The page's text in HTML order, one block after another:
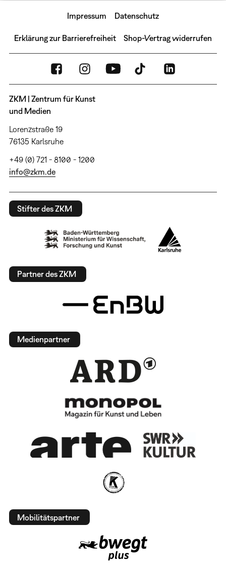
Impressum Datenschutz
Erklärung zur Barrierefreiheit Shop-Vertrag widerrufen
ZKM | Zentrum für Kunst
und Medien
Lorenzstraße 19
76135 Karlsruhe
+49 (0) 721 - 8100 - 1200
info@zkm.de
Stifter des ZKM
Partner des ZKM
Medienpartner
Mobilitätspartner